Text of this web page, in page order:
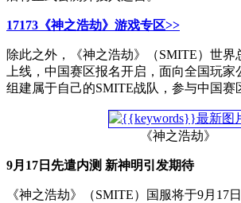
17173《神之浩劫》游戏专区>>
除此之外，《神之浩劫》（SMITE）世界
上线，中国赛区报名开启，面向全国玩
组建属于自己的SMITE战队，参与中国赛
《神之浩劫》
9月17日先遣内测 新神明引发期待
《神之浩劫》（SMITE）国服将于9月17